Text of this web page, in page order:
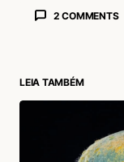
2 COMMENTS
Sou da zona
Acesse para
LEIA TAMBÉM